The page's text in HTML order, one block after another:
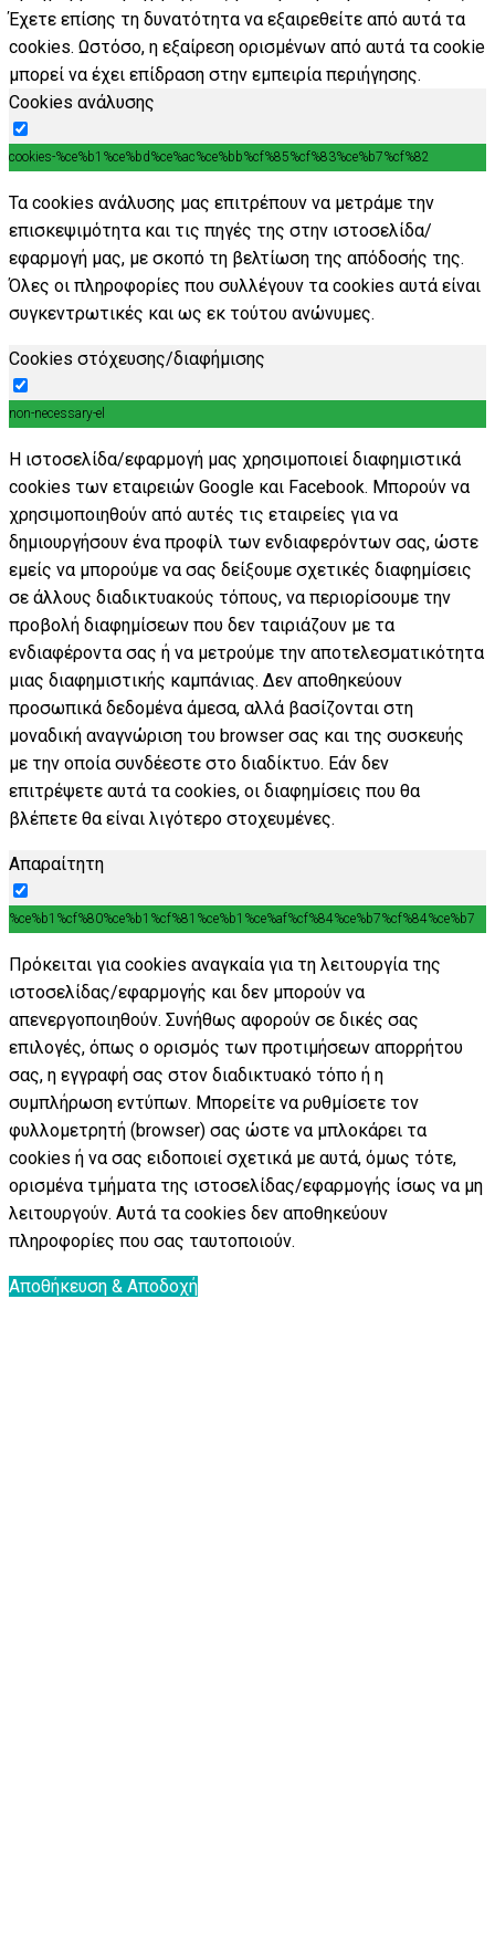
Έχετε επίσης τη δυνατότητα να εξαιρεθείτε από αυτά τα
cookies. Ωστόσο, η εξαίρεση ορισμένων από αυτά τα cookie
μπορεί να έχει επίδραση στην εμπειρία περιήγησης.
Cookies ανάλυσης
cookies-%ce%b1%ce%bd%ce%ac%ce%bb%cf%85%cf%83%ce%b7%cf%82
Τα cookies ανάλυσης μας επιτρέπουν να μετράμε την
επισκεψιμότητα και τις πηγές της στην ιστοσελίδα/
εφαρμογή μας, με σκοπό τη βελτίωση της απόδοσής της.
Όλες οι πληροφορίες που συλλέγουν τα cookies αυτά είναι
συγκεντρωτικές και ως εκ τούτου ανώνυμες.
Cookies στόχευσης/διαφήμισης
non-necessary-el
Η ιστοσελίδα/εφαρμογή μας χρησιμοποιεί διαφημιστικά
cookies των εταιρειών Google και Facebook. Μπορούν να
χρησιμοποιηθούν από αυτές τις εταιρείες για να
δημιουργήσουν ένα προφίλ των ενδιαφερόντων σας, ώστε
εμείς να μπορούμε να σας δείξουμε σχετικές διαφημίσεις
σε άλλους διαδικτυακούς τόπους, να περιορίσουμε την
προβολή διαφημίσεων που δεν ταιριάζουν με τα
ενδιαφέροντα σας ή να μετρούμε την αποτελεσματικότητα
μιας διαφημιστικής καμπάνιας. Δεν αποθηκεύουν
προσωπικά δεδομένα άμεσα, αλλά βασίζονται στη
μοναδική αναγνώριση του browser σας και της συσκευής
με την οποία συνδέεστε στο διαδίκτυο. Εάν δεν
επιτρέψετε αυτά τα cookies, οι διαφημίσεις που θα
βλέπετε θα είναι λιγότερο στοχευμένες.
Απαραίτητη
%ce%b1%cf%80%ce%b1%cf%81%ce%b1%ce%af%cf%84%ce%b7%cf%84%ce%b7
Πρόκειται για cookies αναγκαία για τη λειτουργία της
ιστοσελίδας/εφαρμογής και δεν μπορούν να
απενεργοποιηθούν. Συνήθως αφορούν σε δικές σας
επιλογές, όπως ο ορισμός των προτιμήσεων απορρήτου
σας, η εγγραφή σας στον διαδικτυακό τόπο ή η
συμπλήρωση εντύπων. Μπορείτε να ρυθμίσετε τον
φυλλομετρητή (browser) σας ώστε να μπλοκάρει τα
cookies ή να σας ειδοποιεί σχετικά με αυτά, όμως τότε,
ορισμένα τμήματα της ιστοσελίδας/εφαρμογής ίσως να μη
λειτουργούν. Αυτά τα cookies δεν αποθηκεύουν
πληροφορίες που σας ταυτοποιούν.
Αποθήκευση & Αποδοχή